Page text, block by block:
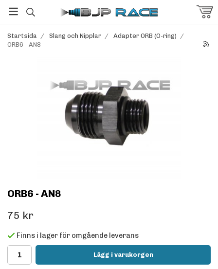
Startsida / Slang och Nipplar / Adapter ORB (O-ring) /
ORB6 - AN8
ORB6 - AN8
75 kr
Finns i lager för omgående leverans
Lägg i varukorgen